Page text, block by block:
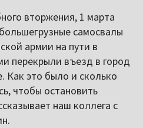
вторжения, 1 марта
самосвалы
армии на пути в
перекрыли въезд в город
Как это было и сколько
чтобы остановить
наш коллега с